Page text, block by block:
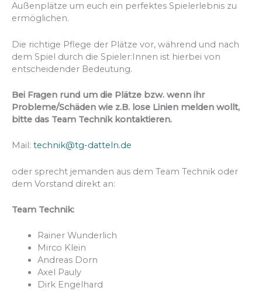
Außenplätze um euch ein perfektes Spielerlebnis zu
ermöglichen.
Die richtige Pflege der Plätze vor, während und nach
dem Spiel durch die Spieler:Innen ist hierbei von
entscheidender Bedeutung.
Bei Fragen rund um die Plätze bzw. wenn ihr
Probleme/Schäden wie z.B. lose Linien melden wollt,
bitte das Team Technik kontaktieren.
Mail: technik@tg-datteln.de
oder sprecht jemanden aus dem Team Technik oder
dem Vorstand direkt an:
Team Technik:
Rainer Wunderlich
Mirco Klein
Andreas Dorn
Axel Pauly
Dirk Engelhard